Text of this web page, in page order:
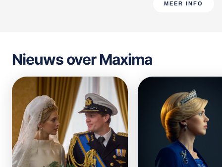
MEER INFO
Nieuws over Maxima